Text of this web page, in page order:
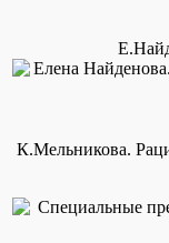
К.Мельникова.